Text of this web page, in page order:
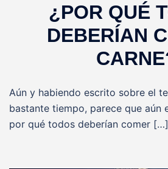
¿POR QUÉ
DEBERÍAN
Aún y habiendo escrito sobre el
bastante tiempo, parece que aún
por qué todos deberían comer […]